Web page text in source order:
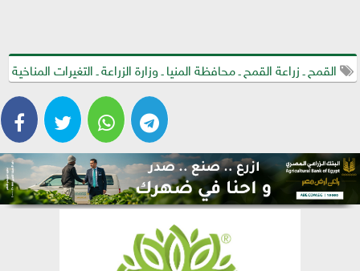
القمح ـ زراعة القمح ـ محافظة المنيا ـ وزارة الزراعة ـ التغيرات المناخية